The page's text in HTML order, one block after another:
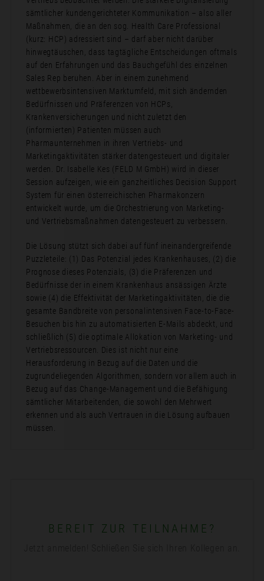
sämtlicher kundengerichteter Kommunikation – also aller
Maßnahmen, die an den sog. Health Care Professional
(kurz: HCP) adressiert sind – darf aber nicht darüber
hinwegtäuschen, dass tagtägliche Entscheidungen oftmals
auf den Erfahrungen und das Bauchgefühl des einzelnen
Sales Rep beruhen. Aber in einem zunehmend
wettbewerbsintensiven Marktumfeld, mit sich ändernden
Bedürfnissen und Präferenzen von HCPs,
Krankenversicherungen und nicht zuletzt den
(informierten) Patienten müssen auch
Pharmaunternehmen in ihren Vertriebs- und
Marketingaktivitäten stärker datengesteuert und digitaler
werden. Dr. Isabelle Kes (FELD M GmbH) wird in dieser
Session aufzeigen, wie ein ganzheitliches Decision Support
System für einen österreichischen Pharmakonzern
entwickelt wurde, um die Orchestrierung von Marketing-
und Vertriebsmaßnahmen datengesteuert zu verbessern.
Die Lösung stützt sich dabei auf fünf ineinandergreifende
Puzzleteile: (1) Das Potenzial jedes Krankenhauses, (2) die
Prognose dieses Potenzials, (3) die Präferenzen und
Bedürfnisse der in einem Krankenhaus ansässigen Ärzte
sowie (4) die Effektivität der Marketingaktivitäten, die die
gesamte Bandbreite von personalintensiven Face-to-Face-
Besuchen bis hin zu automatisierten E-Mails abdeckt, und
schließlich (5) die optimale Allokation von Marketing- und
Vertriebsressourcen. Dies ist nicht nur eine
Herausforderung in Bezug auf die Daten und die
zugrundeliegenden Algorithmen, sondern vor allem auch in
Bezug auf das Change-Management und die Befähigung
sämtlicher Mitarbeitenden, die sowohl den Mehrwert
erkennen und als auch Vertrauen in die Lösung aufbauen
müssen.
BEREIT ZUR TEILNAHME?